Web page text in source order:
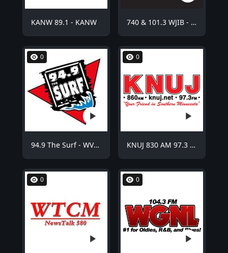
KANW 89.1 - KANW 740 & 101.3 WJIB - WJIB
0
94.9 The Surf - WVCO
0
KNUJ 830 AM 97.3 FM - KNUJ
0 0